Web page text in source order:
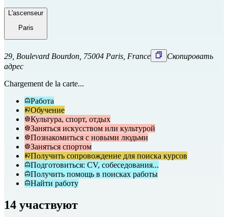
L'ascenseur
Paris
29, Boulevard Bourdon, 75004 Paris, France
Скопировать
адрес
Chargement de la carte...
Работа
Обучение
Культура, спорт, отдых
Заняться искусством или культурой
Познакомиться с новыми людьми
Заняться спортом
Получить сопровождение для поиска курсов
Подготовиться: CV, собеседования...
Получить помощь в поисках работы
Найти работу
14 участвуют